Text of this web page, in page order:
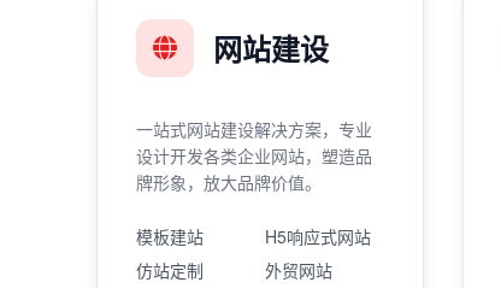
网站建设
一站式网站建设解决方案，专业
设计开发各类企业网站，塑造品
牌形象，放大品牌价值。
模板建站
H5响应式网站
仿站定制
外贸网站